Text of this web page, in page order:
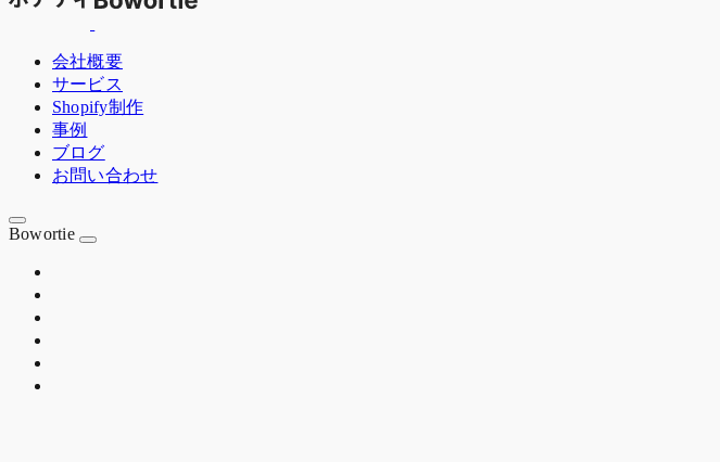
会社概要
サービス
Shopify制作
事例
ブログ
お問い合わせ
Bowortie